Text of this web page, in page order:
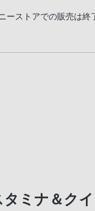
ーストアでの販売は終
タミナ＆ク